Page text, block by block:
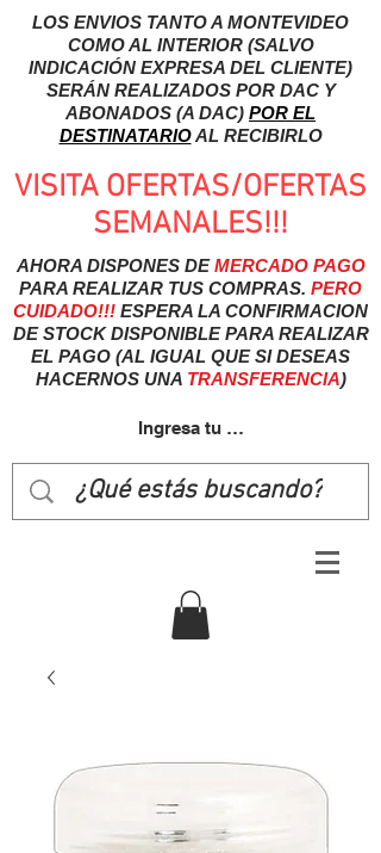
LOS ENVIOS TANTO A MONTEVIDEO
COMO AL INTERIOR (SALVO
INDICACIÓN EXPRESA DEL CLIENTE)
SERÁN REALIZADOS POR DAC Y
ABONADOS (A DAC) POR EL
DESTINATARIOAL RECIBIRLO
VISITA OFERTAS/OFERTAS
SEMANALES!!!
AHORA DISPONES DEMERCADO PAGO
PARA REALIZAR TUS COMPRAS. PERO
CUIDADO!!! ESPERA LA CONFIRMACION
DE STOCK DISPONIBLE PARA REALIZAR
EL PAGO (AL IGUAL QUE SI DESEAS
HACERNOS UNA TRANSFERENCIA)
Ingresa tu usuairo